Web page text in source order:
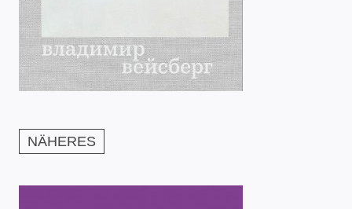
NÄHERES